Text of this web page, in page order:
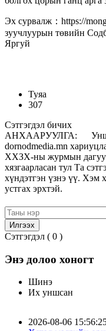
Эх сурвалж：https://
зуучлуурын төвийн
Яргуй
Туяа
307
Сэтгэгдэл бичих
АНХААРУУЛГА:
dornodmedia.mn
ХХЗХ-ны журмын дагуу
хязгаарласан тул Та
хүндэтгэн үзнэ үү. Хэм
устгах эрхтэй.
Сэтгэгдэл ( 0 )
Энэ долоо хоногт
Шинэ
Их уншсан
2026-08-06